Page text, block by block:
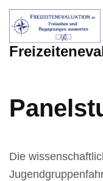
Zum
Inhalt
springen
Die